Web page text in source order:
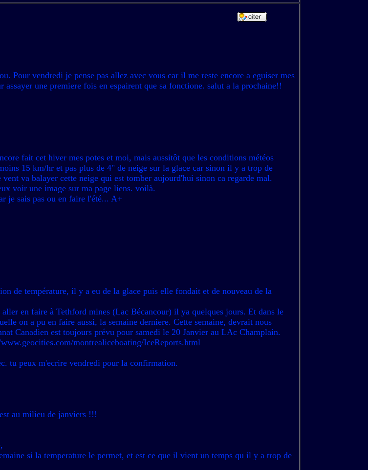
Pour vendredi je pense pas allez avec vous car il me reste encore a eguiser mes
une premiere fois en espairent que sa fonctione. salut a la prochaine!!
fait cet hiver mes potes et moi, mais aussitôt que les conditions météos
15 km/hr et pas plus de 4" de neige sur la glace car sinon il y a trop de
va balayer cette neige qui est tomber aujourd'hui sinon ca regarde mal.
voir une image sur ma page liens. voilà.
je sais pas ou en faire l'été... A+
de température, il y a eu de la glace puis elle fondait et de nouveau de la
en faire à Tethford mines (Lac Bécancour) il ya quelques jours. Et dans le
on a pu en faire aussi, la semaine derniere. Cette semaine, devrait nous
Canadien est toujours prévu pour samedi le 20 Janvier au LAc Champlain.
montrealiceboating/IceReports.html
tu peux m'ecrire vendredi pour la confirmation.
au milieu de janviers !!!
si la temperature le permet, et est ce que il vient un temps qu il y a trop de